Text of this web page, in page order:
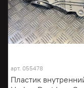
арт. 055478
Пластик